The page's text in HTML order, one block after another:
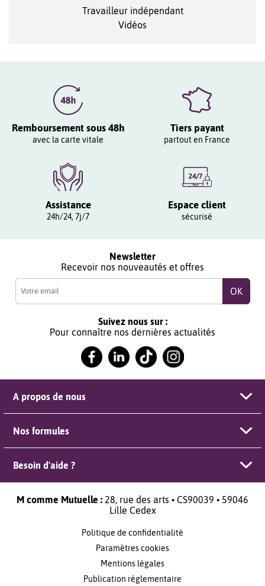
Travailleur indépendant
Vidéos
Remboursement sous 48h
avec la carte vitale
Tiers payant
partout en France
Assistance
24h/24, 7j/7
Espace client
sécurisé
Newsletter
Recevoir nos nouveautés et offres
Suivez nous sur :
Pour connaître nos dernières actualités
A propos de nous
Nos formules
Besoin d'aide ?
M comme Mutuelle : 28, rue des arts • CS90039 • 59046
Lille Cedex
Politique de confidentialité
Paramètres cookies
Mentions légales
Publication réglementaire